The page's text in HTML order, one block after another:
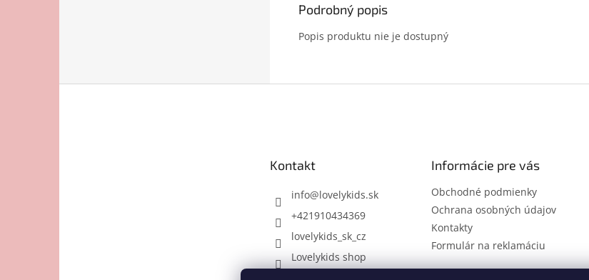
Podrobný popis
Popis produktu nie je dostupný
Kontakt
info@lovelykids.sk
+421910434369
lovelykids_sk_cz
Lovelykids shop
Informácie pre vás
Obchodné podmienky
Ochrana osobných údajov
Kontakty
Formulár na reklamáciu